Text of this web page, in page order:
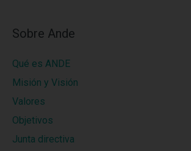
Sobre Ande
Qué es ANDE
Misión y Visión
Valores
Objetivos
Junta directiva